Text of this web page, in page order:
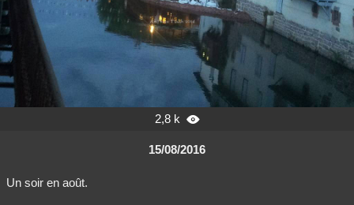
2,8 k 
15/08/2016
Un soir en août.